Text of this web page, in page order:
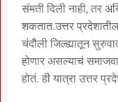
संमती दिली नाही, तर
शकतात.उत्तर प्रदेशातील
चंदौली जिल्ह्यातून
होणार असल्याचं
होतं. ही यात्रा उत्तर